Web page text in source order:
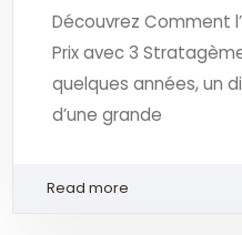
Découvrez Comment
Prix avec 3
quelques années, un
d’une grande
Read more